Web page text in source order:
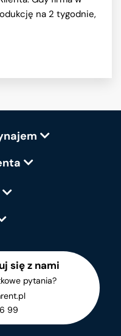
na 2 tygodnie,
się z nami
pytania?
99